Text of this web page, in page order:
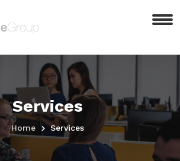
Services
Home Services